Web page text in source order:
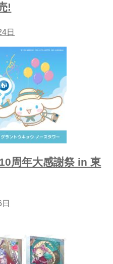
!
日
周年大感謝祭 in 東